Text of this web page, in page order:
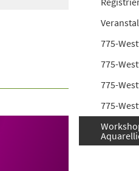
775-
775-
775-
775-